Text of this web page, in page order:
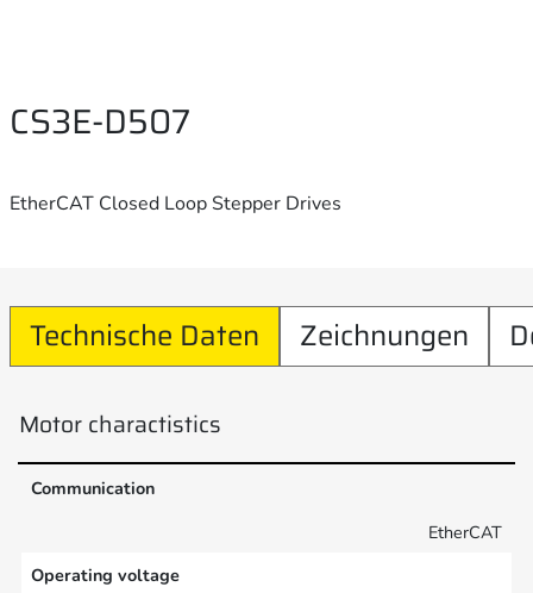
CS3E-D507
EtherCAT Closed Loop Stepper Drives
Technische Daten Zeichnungen
Motor charactistics
Communication
EtherCAT
Operating voltage